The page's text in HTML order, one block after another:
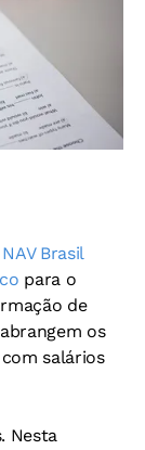
Brasil
para o
de
os
salários
Nesta